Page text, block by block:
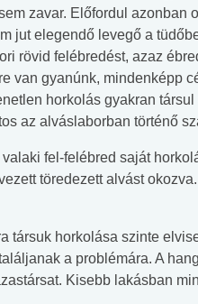
zavar. Előfordul azonban
jut elegendő levegő a
rövid felébredést, azaz
van gyanúnk, mindenképp
horkolás gyakran
az alváslaborban történő
fel-felébred saját
töredezett alvást
társuk horkolása szinte
a problémára. A
Kisebb lakásban
Elsősegély
tudásteszt